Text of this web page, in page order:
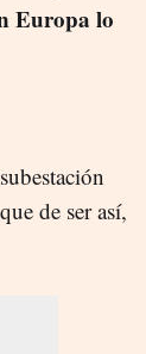
Europa lo
de ser así,